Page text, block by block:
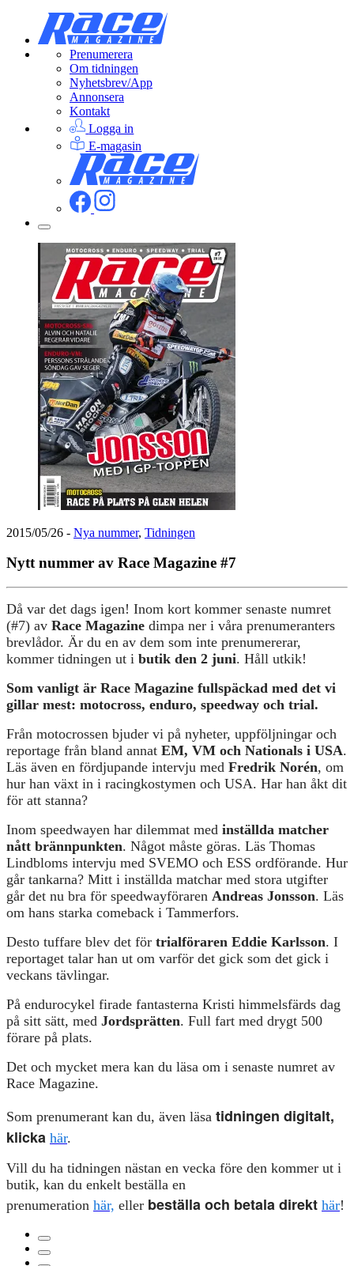
Prenumerera
Om tidningen
Nyhetsbrev/App
Annonsera
Kontakt
Logga in
E-magasin
2015/05/26 - Nya nummer, Tidningen
Nytt nummer av Race Magazine #7
Då var det dags igen! Inom kort kommer senaste numret
(#7) av Race Magazine dimpa ner i våra prenumeranters
brevlådor. Är du en av dem som inte prenumererar,
kommer tidningen ut i butik den 2 juni. Håll utkik!
Som vanligt är Race Magazine fullspäckad med det vi
gillar mest: motocross, enduro, speedway och trial.
Från motocrossen bjuder vi på nyheter, uppföljningar och
reportage från bland annat EM, VM och Nationals i USA.
Läs även en fördjupande intervju med Fredrik Norén, om
hur han växt in i racingkostymen och USA. Har han åkt dit
för att stanna?
Inom speedwayen har dilemmat med inställda matcher
nått brännpunkten. Något måste göras. Läs Thomas
Lindbloms intervju med SVEMO och ESS ordförande. Hur
går tankarna? Mitt i inställda matchar med stora utgifter
går det nu bra för speedwayföraren Andreas Jonsson. Läs
om hans starka comeback i Tammerfors.
Desto tuffare blev det för trialföraren Eddie Karlsson. I
reportaget talar han ut om varför det gick som det gick i
veckans tävlingar.
På endurocykel firade fantasterna Kristi himmelsfärds dag
på sitt sätt, med Jordsprätten. Full fart med drygt 500
förare på plats.
Det och mycket mera kan du läsa om i senaste numret av
Race Magazine.
Som prenumerant kan du, även läsa tidningen digitalt,
klicka här.
Vill du ha tidningen nästan en vecka före den kommer ut i
butik, kan du enkelt beställa en
prenumeration här, eller beställa och betala direkt här!